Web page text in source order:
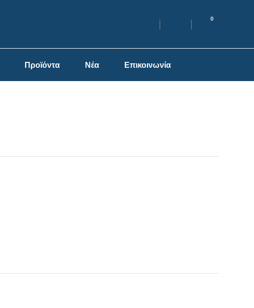
0
Προϊόντα Νέα Επικοινωνία